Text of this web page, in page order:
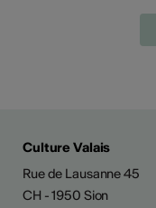
Culture Valais
Rue de Lausanne 45
CH - 1950 Sion